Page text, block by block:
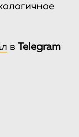
в Telegram